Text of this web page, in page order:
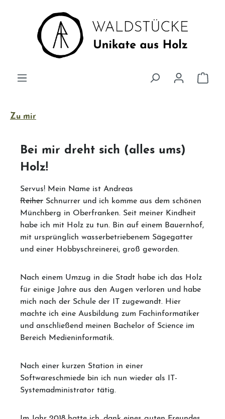
Zum Hauptinhalt springen
Zu mir
Bei mir dreht sich (alles ums)
Holz!
Servus! Mein Name ist Andreas
Reiher Schnurrer und ich komme aus dem schönen
Münchberg in Oberfranken. Seit meiner Kindheit
habe ich mit Holz zu tun. Bin auf einem Bauernhof,
mit ursprünglich wasserbetriebenem Sägegatter
und einer Hobbyschreinerei, groß geworden.
Nach einem Umzug in die Stadt habe ich das Holz
für einige Jahre aus den Augen verloren und habe
mich nach der Schule der IT zugewandt. Hier
machte ich eine Ausbildung zum Fachinformatiker
und anschließend meinen Bachelor of Science im
Bereich Medieninformatik.
Nach einer kurzen Station in einer
Softwareschmiede bin ich nun wieder als IT-
Systemadministrator tätig.
Im Jahr 2018 hatte ich, dank eines guten Freundes